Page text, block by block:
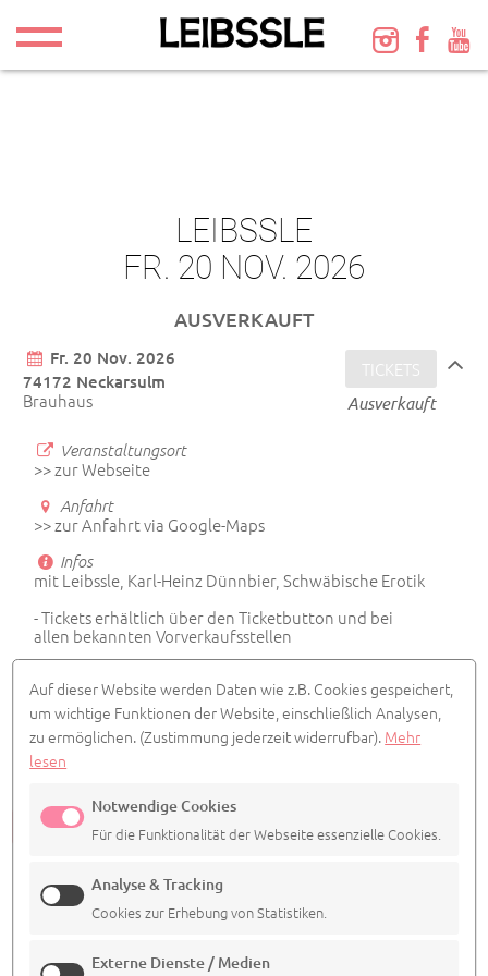
LEIBSSLE
FR. 20 NOV. 2026
AUSVERKAUFT
Fr. 20 Nov. 2026
74172 Neckarsulm
Brauhaus Ausverkauft
TICKETS
Veranstaltungsort
>> zur Webseite
Anfahrt
>> zur Anfahrt via Google-Maps
Infos
mit Leibssle, Karl-Heinz Dünnbier, Schwäbische Erotik
- Tickets erhältlich über den Ticketbutton und bei
allen bekannten Vorverkaufsstellen
Vorverkauf
0761-88849999
ALLE TERMINE ANSEHEN
Auf dieser Website werden Daten wie z.B. Cookies gespeichert,
um wichtige Funktionen der Website, einschließlich Analysen,
zu ermöglichen. (Zustimmung jederzeit widerrufbar). Mehr
lesen
Notwendige Cookies
Für die Funktionalität der Webseite essenzielle Cookies.
Analyse & Tracking
Cookies zur Erhebung von Statistiken.
Externe Dienste / Medien